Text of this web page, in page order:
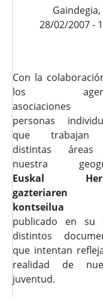
Gaindegia,
28/02/2007 -
Con la
los
personas
que trabajan
distintas
nuestra
Euskal
gazteriaren
kontseilua
publicado en su
distintos
que intentan
realidad de
juventud.